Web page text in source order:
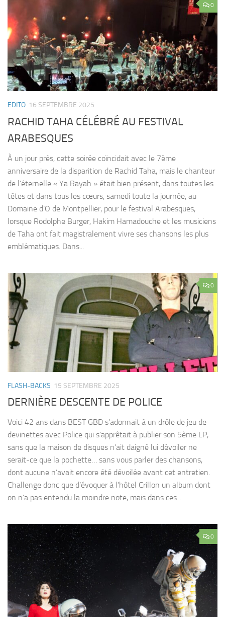
0
EDITO 16 SEPTEMBRE 2025
RACHID TAHA CÉLÉBRÉ AU FESTIVAL
ARABESQUES
À un jour près, cette soirée coïncidait avec le 7ème
anniversaire de la disparition de Rachid Taha, mais le chanteur
de l’éternelle « Ya Rayah » était bien présent, dans toutes les
têtes et dans tous les cœurs, samedi toute la journée, au
Domaine d’O de Montpellier, pour le festival Arabesques,
lorsque Rodolphe Burger, Hakim Hamadouche et les musiciens
de Taha ont fait magistralement vivre ses chansons les plus
emblématiques. Dans...
0
FLASH-BACKS 15 SEPTEMBRE 2025
DERNIÈRE DESCENTE DE POLICE
Voici 42 ans dans BEST GBD s’adonnait à un drôle de jeu de
devinettes avec Police qui s’apprêtait à publier son 5ème LP,
sans que la maison de disques n’ait daigné lui dévoiler ne
serait-ce que la pochette… sans vous parler des chansons,
dont aucune n’avait encore été dévoilée avant cet entretien.
Challenge donc que d’évoquer à l’hôtel Crillon un album dont
on n’a pas entendu la moindre note, mais dans ces...
0